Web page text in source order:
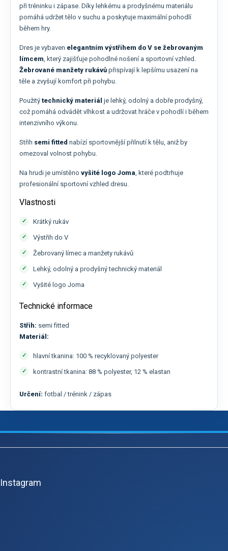
při tréninku i zápase. Díky lehkému a prodyšnému materiálu
pomáhá udržet tělo v suchu a poskytuje maximální pohodlí
během hry.
Dres je vybaven elegantním výstřihem do V se žebrovaným
límcem, který zajišťuje pohodlné nošení a sportovní vzhled.
Žebrované manžety rukávů přispívají k lepšímu usazení na
těle a zvyšují komfort při pohybu.
Použitý technický materiál je lehký, odolný a dobře prodyšný,
což pomáhá odvádět vlhkost a udržovat hráče v pohodlí i během
intenzivního výkonu.
Střih semi fitted nabízí sportovnější přilnutí k tělu, aniž by
omezoval volnost pohybu.
Na hrudi je umístěno vyšité logo Joma, které podtrhuje
profesionální sportovní vzhled dresu.
Vlastnosti
Krátký rukáv
Výstřih do V
Žebrovaný límec a manžety rukávů
Lehký, odolný a prodyšný technický materiál
Vyšité logo Joma
Technické informace
Střih: semi fitted
Materiál:
hlavní tkanina: 100 % recyklovaný polyester
kontrastní tkanina: 88 % polyester, 12 % elastan
Určení: fotbal / trénink / zápas
Z
Instagram